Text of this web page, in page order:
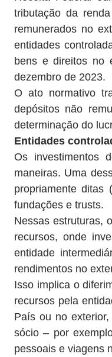
tributação da
remunerados no
entidades
bens e direitos no
dezembro de 2023.
O ato normativo
depósitos não
determinação do
Entidades
Os investimentos
maneiras. Uma
propriamente ditas
fundações e trusts.
Nessas estruturas,
recursos, onde
entidade
rendimentos no
Isso implica o
recursos pela
País ou no
sócio – por
pessoais e viagens